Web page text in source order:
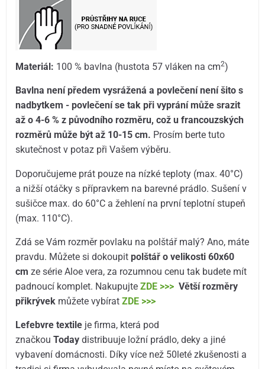
Materiál: 100 % bavlna (hustota 57 vláken na cm2)
Bavlna není předem vysrážená a povlečení není šito s
nadbytkem - povlečení se tak při vyprání může srazit
až o 4-6 % z původního rozměru, což u francouzských
rozměrů může být až 10-15 cm. Prosím berte tuto
skutečnost v potaz při Vašem výběru.
Doporučujeme prát pouze na nízké teploty (max. 40°C)
a nižší otáčky s přípravkem na barevné prádlo. Sušení v
sušičce max. do 60°C a žehlení na první teplotní stupeň
(max. 110°C).
Zdá se Vám rozměr povlaku na polštář malý? Ano, máte
pravdu. Můžete si dokoupitpolštář o velikosti 60x60
cm ze série Aloe vera, za rozumnou cenu tak budete mít
padnoucí komplet. NakupujteZDE >>> Větší rozměry
přikrývek můžete vybíratZDE >>>
Lefebvre textile je firma, která pod
značkouTodaydistribuuje ložní prádlo, deky a jiné
vybavení domácnosti. Díky více než 50leté zkušenosti a